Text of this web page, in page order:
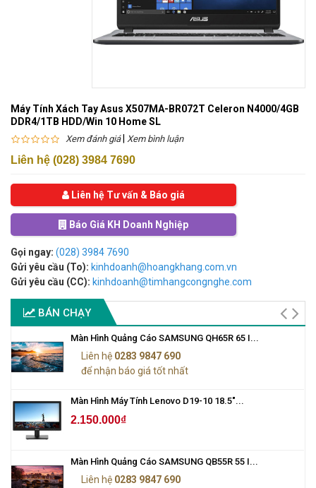
Máy Tính Xách Tay Asus X507MA-BR072T Celeron N4000/4GB
DDR4/1TB HDD/Win 10 Home SL
Xem đánh giá| Xem bình luận
Liên hệ (028) 3984 7690
Liên hệ Tư vấn & Báo giá
Báo Giá KH Doanh Nghiệp
Gọi ngay: (028) 3984 7690
Gửi yêu cầu (To): kinhdoanh@hoangkhang.com.vn
Gửi yêu cầu (CC): kinhdoanh@timhangcongnghe.com
BÁN CHẠY
Màn Hình Quảng Cáo SAMSUNG QH65R 65 I...
Liên hệ 0283 9847 690
để nhận báo giá tốt nhất
Màn Hình Máy Tính Lenovo D19-10 18.5"...
2.150.000₫
Màn Hình Quảng Cáo SAMSUNG QB55R 55 I...
Liên hệ 0283 9847 690